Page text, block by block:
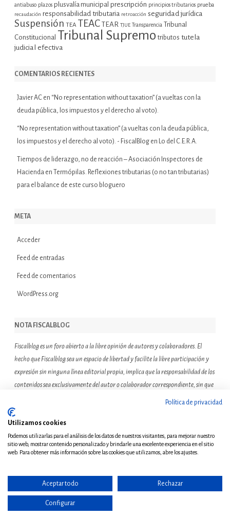
antiabuso plazos plusvalía municipal prescripción principios tributarios prueba
recaudación responsabilidad tributaria retroacción seguridad jurídica
Suspensión TEA TEAC TEAR TJUE Transparencia Tribunal
Constitucional Tribunal Supremo tributos tutela
judicial efectiva
COMENTARIOS RECIENTES
Javier AC en “No representation without taxation” (a vueltas con la
deuda pública, los impuestos y el derecho al voto).
“No representation without taxation” (a vueltas con la deuda pública,
los impuestos y el derecho al voto). - FiscalBlog en Lo del C.E.R.A.
Tiempos de liderazgo, no de reacción – Asociación Inspectores de
Hacienda en
Termópilas. Reflexiones tributarias (o no tan tributarias)
para el balance de este curso bloguero
META
Acceder
Feed de entradas
Feed de comentarios
WordPress.org
NOTA FISCALBLOG
Fiscalblog es un foro abierto a la libre opinión de autores y colaboradores. El
hecho que Fiscalblog sea un espacio de libertad y facilite la libre participación y
expresión sin ninguna línea editorial propia, implica que la responsabilidad de los
contenidos sea exclusivamente del autor o colaborador correspondiente, sin que
ello suponga que el resto de miembros de la comunidad de Fiscalblog asuman o
compartan las reflexiones u opiniones expresadas.
© Copyright 2011 - Todos
los derechos reservados
Política de privacidad
Utilizamos cookies
Podemos utilizarlas para el análisis de los datos de nuestros visitantes, para mejorar nuestro
sitio web, mostrar contenido personalizado y brindarle una excelente experiencia en el sitio
web. Para obtener más información sobre las cookies que utilizamos, abre los ajustes.
Aceptar todo Rechazar
Configurar